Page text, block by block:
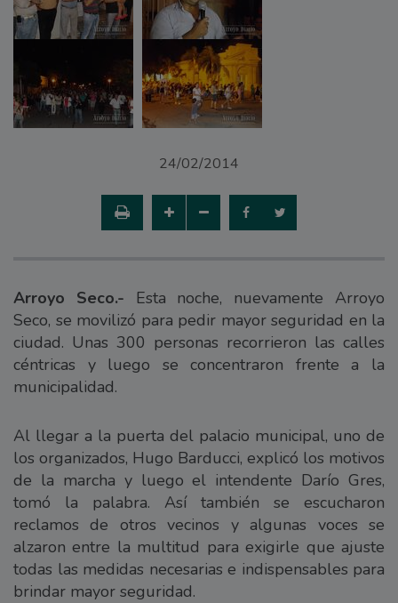
24/02/2014
Arroyo Seco.- Esta noche, nuevamente Arroyo
Seco, se movilizó para pedir mayor seguridad en la
ciudad. Unas 300 personas recorrieron las calles
céntricas y luego se concentraron frente a la
municipalidad.
Al llegar a la puerta del palacio municipal, uno de
los organizados, Hugo Barducci, explicó los motivos
de la marcha y luego el intendente Darío Gres,
tomó la palabra. Así también se escucharon
reclamos de otros vecinos y algunas voces se
alzaron entre la multitud para exigirle que ajuste
todas las medidas necesarias e indispensables para
brindar mayor seguridad.